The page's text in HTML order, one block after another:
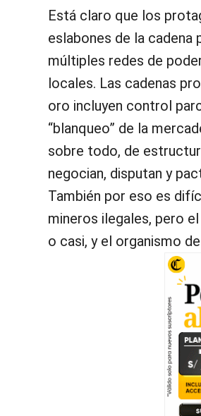
Está claro que los
eslabones de la cadena
múltiples redes de
locales. Las cadenas
oro incluyen control
“blanqueo” de la
sobre todo, de
negocian, disputan y
También por eso es
mineros ilegales, pero
o casi, y el organismo